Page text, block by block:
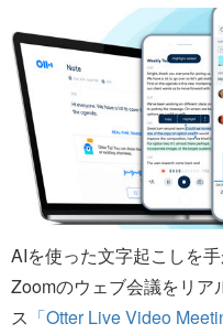
AIを使った文字起こしを
Zoomのウェブ会議をリ
ス 「Otter Live Video